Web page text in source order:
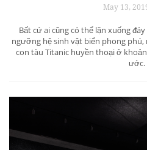
May 13,
Bất cứ ai cũng có thể lặn xuống
ngưỡng hệ sinh vật biển phong
con tàu Titanic huyền thoại ở
ước.